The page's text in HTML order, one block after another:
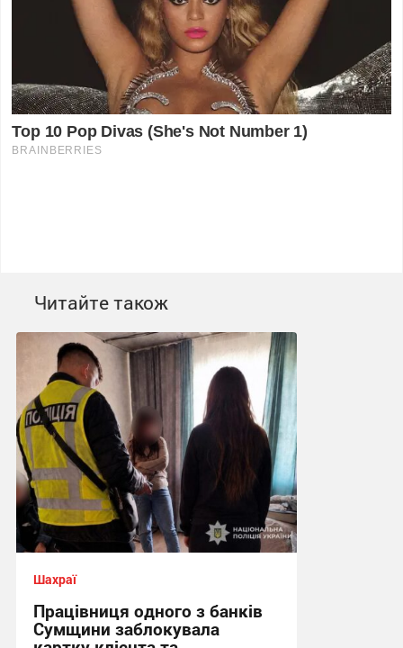
Читайте також
Шахраї
Працівниця одного з банків
Сумщини заблокувала